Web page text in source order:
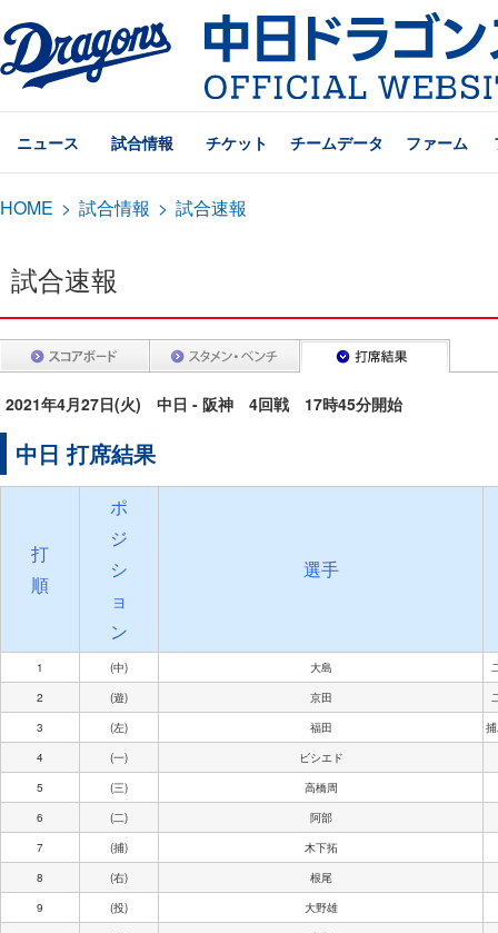
ニュース 試合情報 チケット チームデータ ファーム
HOME > 試合情報 > 試合速報
試合速報
2021年4月27日(火) 中日 - 阪神 4回戦 17時45分開始
中日 打席結果
打
順
ポ
ジ
シ
ョ
ン
選手
1 (中) 大島
2
(遊) 京田
3
(左) 福田
4
(一)
ビシエド
5
(三)
高橋周
6
(二)
阿部
7
(捕)
木下拓
8
(右)
根尾
9
(投)
大野雄